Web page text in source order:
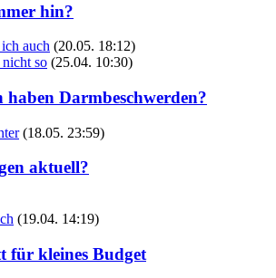
hin?
auch (20.05. 18:12)
nicht so (25.04. 10:30)
haben Darmbeschwerden?
(18.05. 23:59)
aktuell?
(19.04. 14:19)
für kleines Budget